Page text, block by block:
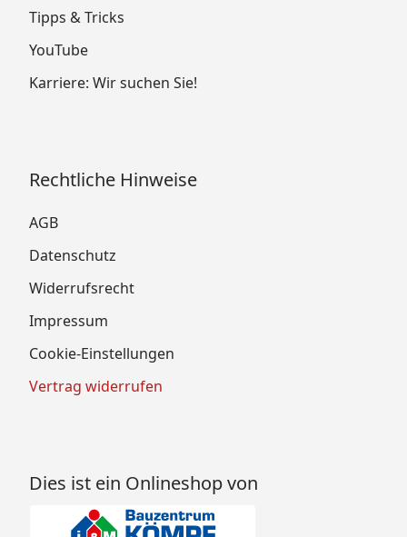
Tipps & Tricks
YouTube
Karriere: Wir suchen Sie!
Rechtliche Hinweise
AGB
Datenschutz
Widerrufsrecht
Impressum
Cookie-Einstellungen
Vertrag widerrufen
Dies ist ein Onlineshop von